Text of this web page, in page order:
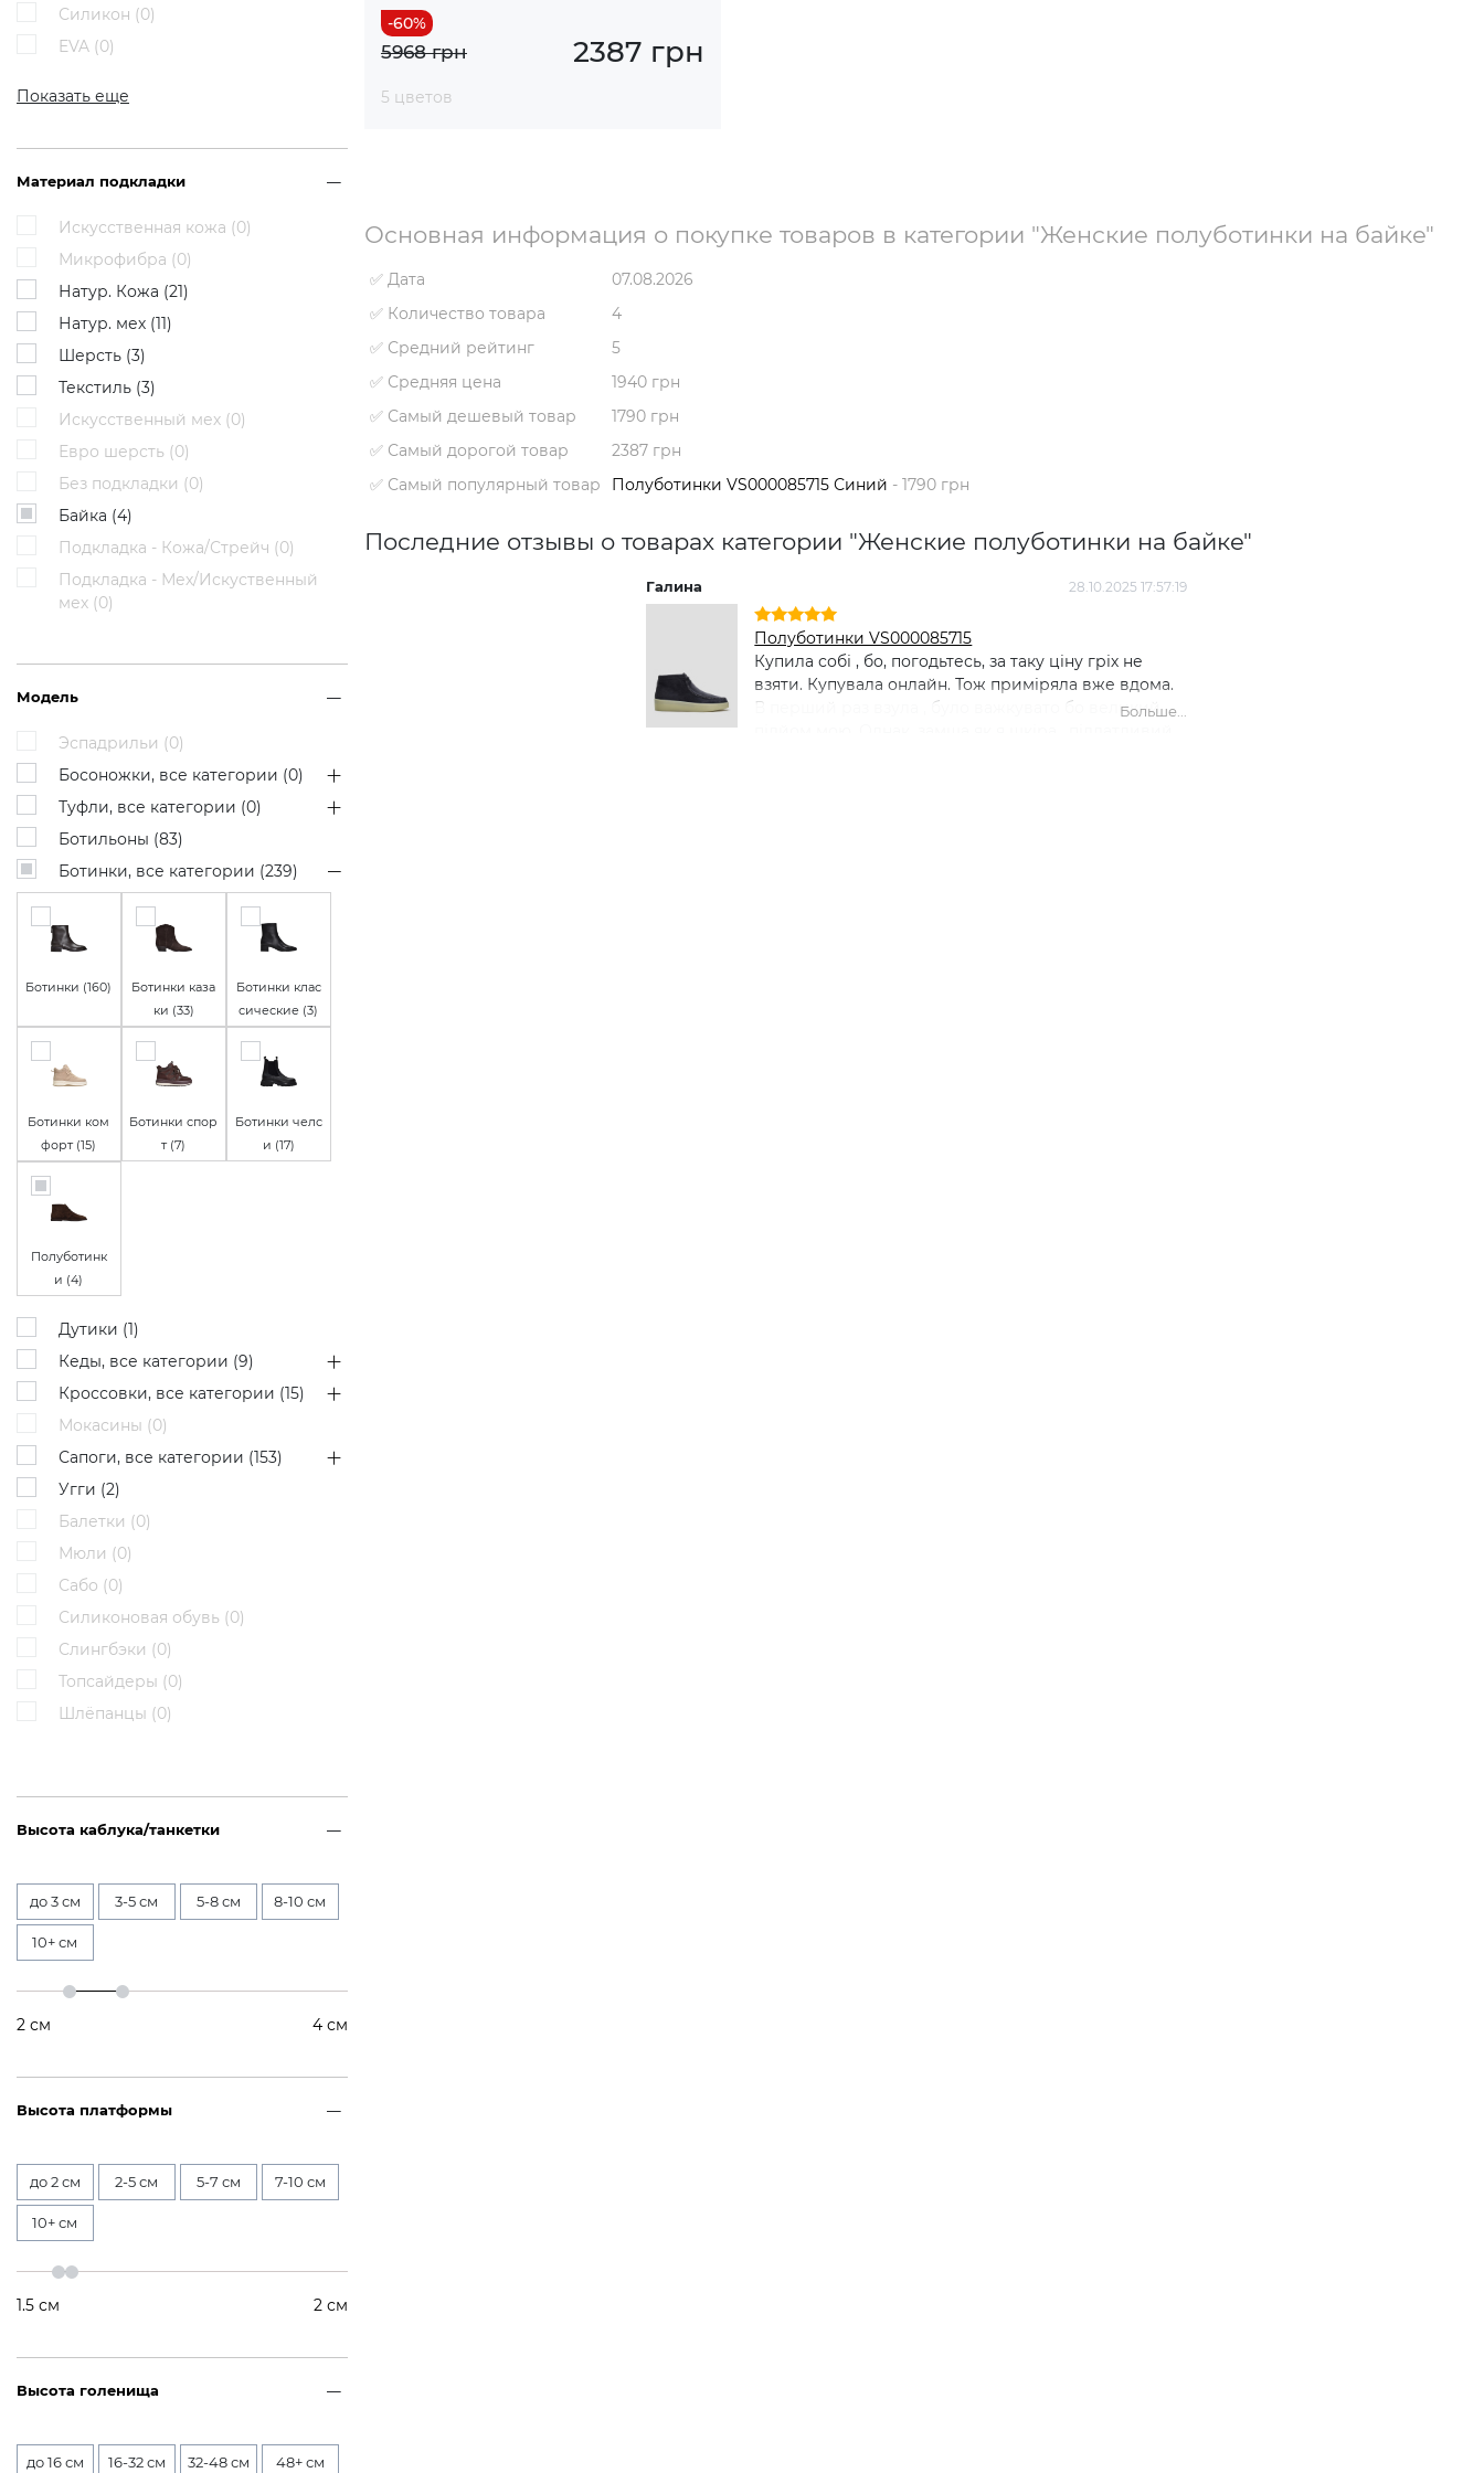
Силикон (0)
EVA (0)
Показать еще
Материал подкладки
Искусственная кожа (0)
Микрофибра (0)
Натур. Кожа (21)
Натур. мех (11)
Шерсть (3)
Текстиль (3)
Искусственный мех (0)
Евро шерсть (0)
Без подкладки (0)
Байка (4)
Подкладка - Кожа/Стрейч (0)
Подкладка - Мех/Искуственный
мех (0)
Модель
Эспадрильи (0)
Босоножки, все категории (0)
Туфли, все категории (0)
Ботильоны (83)
Ботинки, все категории (239)
Ботинки (160)
Ботинки каза
ки (33)
Ботинки клас
сические (3)
Ботинки ком
форт (15)
Ботинки спор
т (7)
Ботинки челс
и (17)
Полуботинк
и (4)
Дутики (1)
Кеды, все категории (9)
Кроссовки, все категории (15)
Мокасины (0)
Сапоги, все категории (153)
Угги (2)
Балетки (0)
Мюли (0)
Сабо (0)
Силиконовая обувь (0)
Слингбэки (0)
Топсайдеры (0)
Шлёпанцы (0)
Высота каблука/танкетки
до 3 см 3-5 см 5-8 см 8-10 см
10+ см
2 см 4 см
Высота платформы
до 2 см 2-5 см 5-7 см 7-10 см
10+ см
1.5 см 2 см
Высота голенища
до 16 см 16-32 см 32-48 см 48+ см
2387 грн
5968 грн
5 цветов
Основная информация о покупке товаров в категории "Женские полуботинки на байке"
✅ Дата
07.08.2026
✅ Количество товара
4
✅ Средний рейтинг
5
✅ Средняя цена
1940 грн
✅ Самый дешевый товар
1790 грн
✅ Самый дорогой товар
2387 грн
✅ Самый популярный товар
Полуботинки VS000085715 Синий - 1790 грн
Последние отзывы о товарах категории "Женские полуботинки на байке"
Галина 28.10.2025 17:57:19
Полуботинки VS000085715
Купила собі , бо, погодьтесь, за таку ціну гріх не
взяти. Купувала онлайн. Тож приміряла вже вдома.
В перший раз взула , було важкувато бо великий
Больше...